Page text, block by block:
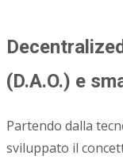
(D.A.O.) e
Partendo dalla
sviluppato il